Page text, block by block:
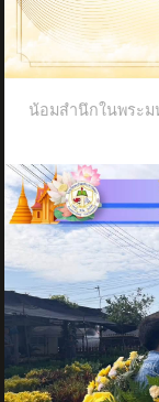
น้อมสำนึกในพระ